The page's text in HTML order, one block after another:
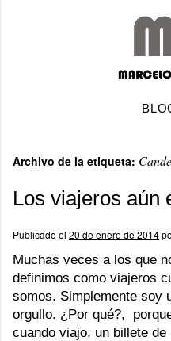
Archivo de la etiqueta:
Los viajeros aún
Publicado el 20 de enero de 2014
Muchas veces a los que
definimos como viajeros
somos. Simplemente soy
orgullo. ¿Por qué?,
cuando viajo, un billete